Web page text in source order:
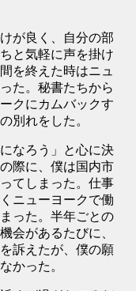
が良く、自分の部
と気軽に声を掛け
を終えた時はニュ
た。秘書たちから
クにカムバックす
別れをした。
なろう」と心に決
際に、僕は国内市
てしまった。仕事
ニューヨークで働
った。半年ごとの
会があるたびに、
訴えたが、僕の願
かった。